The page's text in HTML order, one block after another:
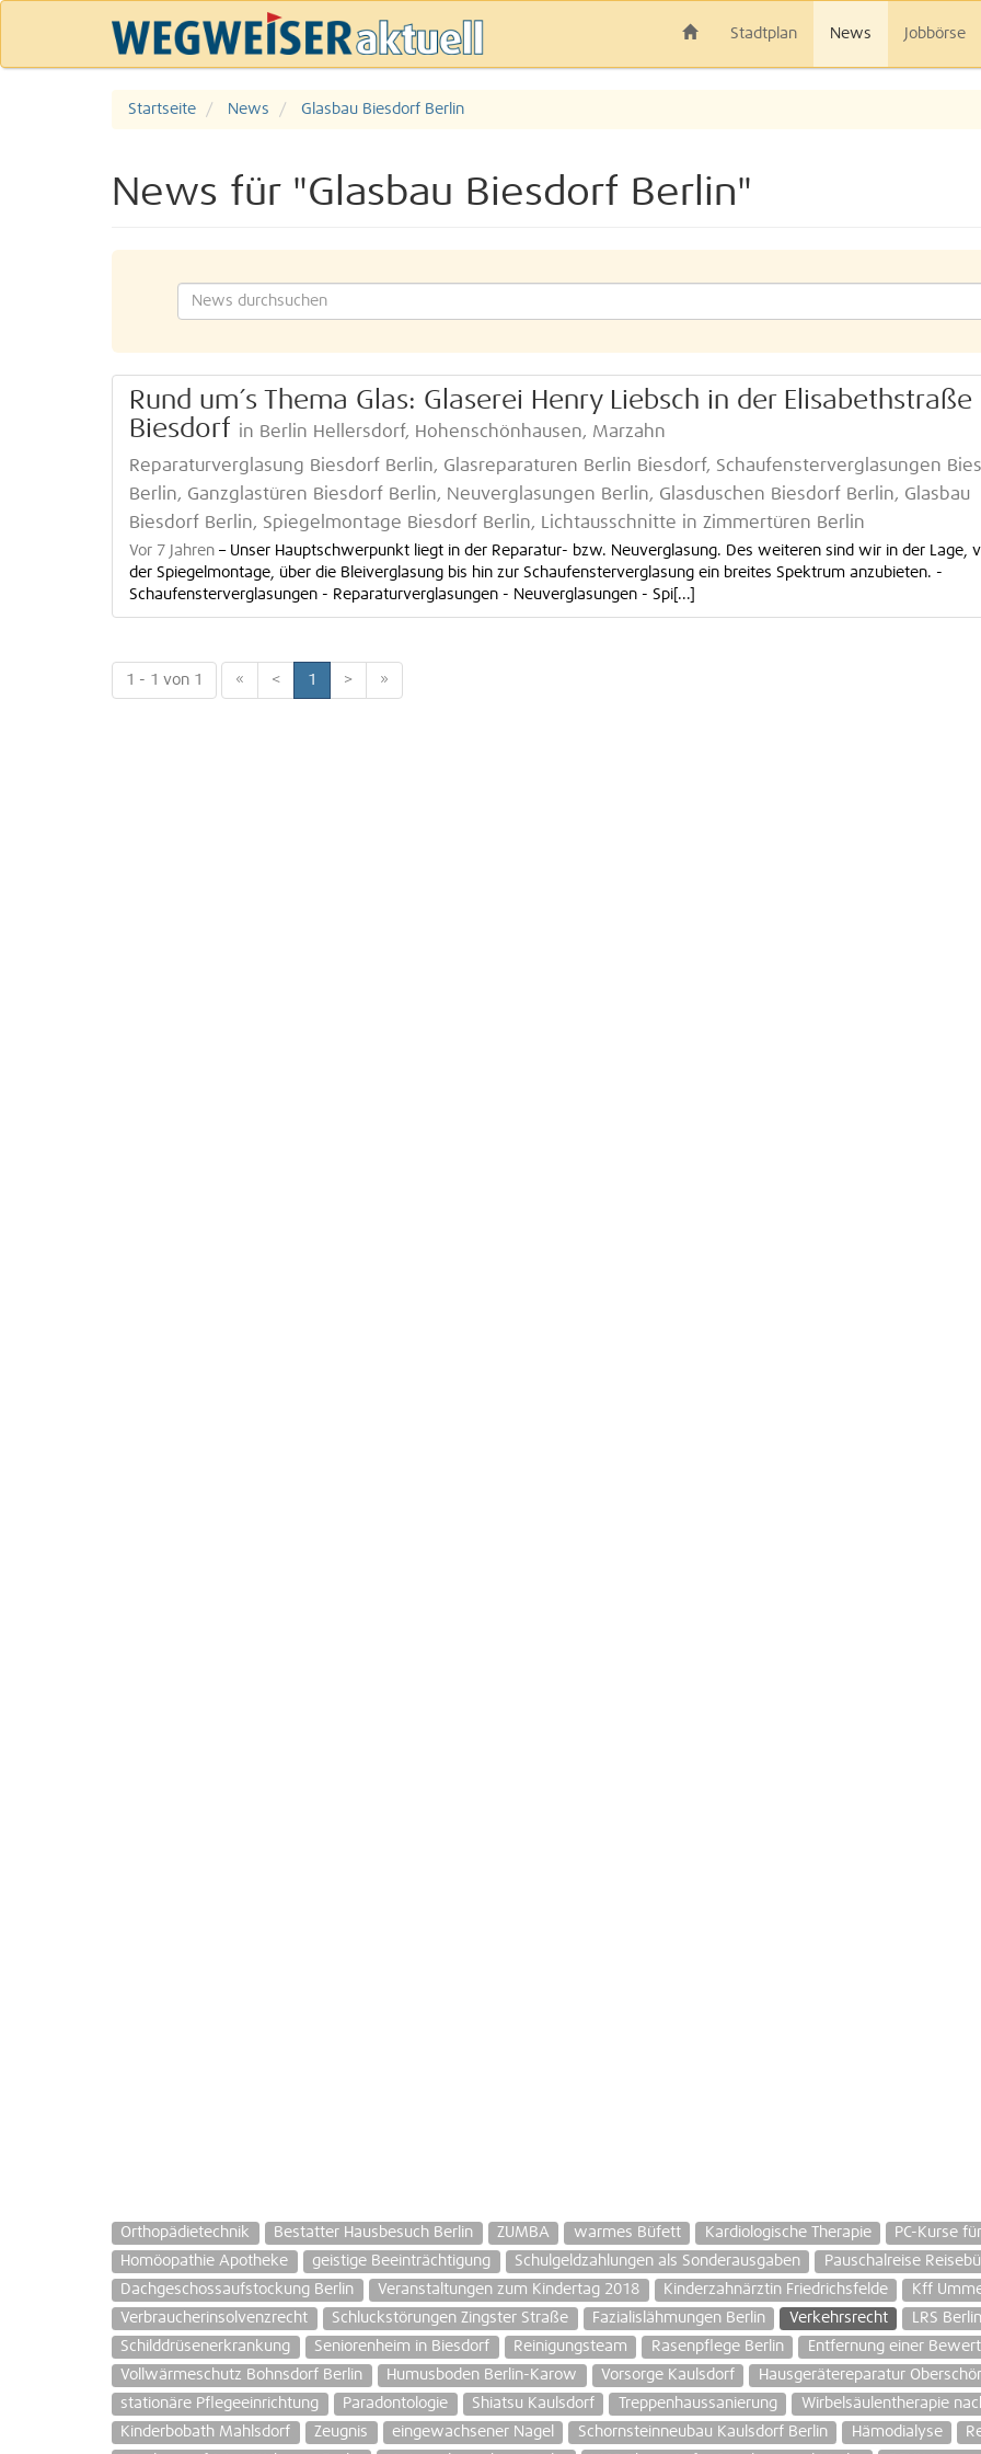
Stadtplan News Jobbörse
Startseite News Glasbau Biesdorf Berlin
News für "Glasbau Biesdorf Berlin"
Rund um´s Thema Glas: Glaserei Henry Liebsch in der Elisabethstraße
Biesdorf in Berlin Hellersdorf, Hohenschönhausen, Marzahn
Reparaturverglasung Biesdorf Berlin, Glasreparaturen Berlin Biesdorf, Schaufensterverglasungen
Berlin, Ganzglastüren Biesdorf Berlin, Neuverglasungen Berlin, Glasduschen Biesdorf Berlin, Glasbau
Biesdorf Berlin, Spiegelmontage Biesdorf Berlin, Lichtausschnitte in Zimmertüren Berlin
Vor 7 Jahren – Unser Hauptschwerpunkt liegt in der Reparatur- bzw. Neuverglasung. Des weiteren sind wir in der Lage,
der Spiegelmontage, über die Bleiverglasung bis hin zur Schaufensterverglasung ein breites Spektrum anzubieten. -
Schaufensterverglasungen - Reparaturverglasungen - Neuverglasungen - Spi[...]
1 - 1 von 1 « < 1 > »
Orthopädietechnik Bestatter Hausbesuch Berlin ZUMBA warmes Büfett Kardiologische Therapie PC-Kurse
Homöopathie Apotheke
geistige Beeinträchtigung Schulgeldzahlungen als Sonderausgaben Pauschalreise
Dachgeschossaufstockung Berlin
Veranstaltungen zum Kindertag 2018 Kinderzahnärztin Friedrichsfelde Kff
Verbraucherinsolvenzrecht
Schluckstörungen Zingster Straße Fazialislähmungen Berlin Verkehrsrecht LRS Berlin
Schilddrüsenerkrankung
Seniorenheim in Biesdorf Reinigungsteam Rasenpflege Berlin Entfernung einer
Vollwärmeschutz Bohnsdorf Berlin
Humusboden Berlin-Karow Vorsorge Kaulsdorf Hausgerätereparatur
stationäre Pflegeeinrichtung
Paradontologie Shiatsu Kaulsdorf Treppenhaussanierung Wirbelsäulentherapie
Kinderbobath Mahlsdorf
Zeugnis eingewachsener Nagel Schornsteinneubau Kaulsdorf Berlin Hämodialyse